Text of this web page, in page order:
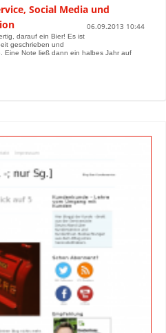
Social Media und
06.09.2013 10:44
darauf ein Bier! Es ist
geschrieben und
Eine Note ließ dann ein halbes Jahr auf